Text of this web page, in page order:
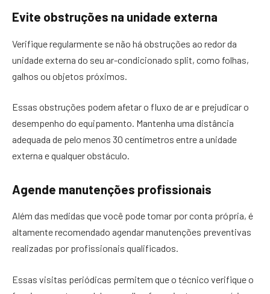
Evite obstruções na unidade externa
Verifique regularmente se não há obstruções ao redor da
unidade externa do seu ar-condicionado split, como folhas,
galhos ou objetos próximos.
Essas obstruções podem afetar o fluxo de ar e prejudicar o
desempenho do equipamento. Mantenha uma distância
adequada de pelo menos 30 centímetros entre a unidade
externa e qualquer obstáculo.
Agende manutenções profissionais
Além das medidas que você pode tomar por conta própria, é
altamente recomendado agendar manutenções preventivas
realizadas por profissionais qualificados.
Essas visitas periódicas permitem que o técnico verifique o